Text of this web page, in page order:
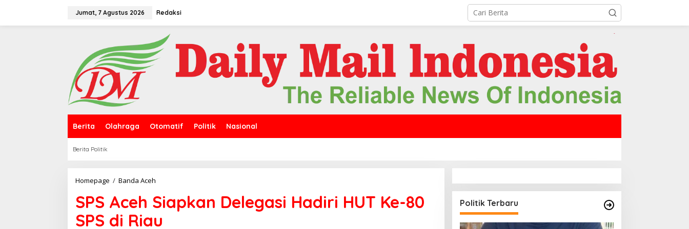
Jumat, 7 Agustus 2026 Redaksi
Berita Olahraga Otomatif Politik Nasional
Berita Politik
Homepage / Banda Aceh
S
A
c
e
SPS Aceh Siapkan Delegasi Hadiri HUT Ke-80
SPS di Riau
Politik Terbaru